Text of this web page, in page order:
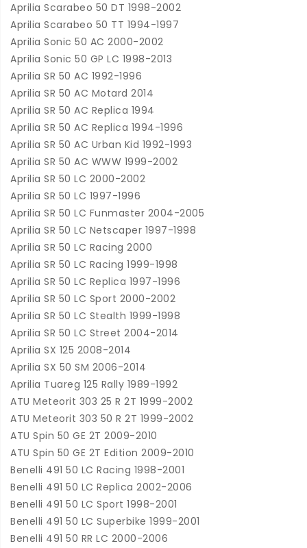
Aprilia Scarabeo 50 DT 1998-2002
Aprilia Scarabeo 50 TT 1994-1997
Aprilia Sonic 50 AC 2000-2002
Aprilia Sonic 50 GP LC 1998-2013
Aprilia SR 50 AC 1992-1996
Aprilia SR 50 AC Motard 2014
Aprilia SR 50 AC Replica 1994
Aprilia SR 50 AC Replica 1994-1996
Aprilia SR 50 AC Urban Kid 1992-1993
Aprilia SR 50 AC WWW 1999-2002
Aprilia SR 50 LC 2000-2002
Aprilia SR 50 LC 1997-1996
Aprilia SR 50 LC Funmaster 2004-2005
Aprilia SR 50 LC Netscaper 1997-1998
Aprilia SR 50 LC Racing 2000
Aprilia SR 50 LC Racing 1999-1998
Aprilia SR 50 LC Replica 1997-1996
Aprilia SR 50 LC Sport 2000-2002
Aprilia SR 50 LC Stealth 1999-1998
Aprilia SR 50 LC Street 2004-2014
Aprilia SX 125 2008-2014
Aprilia SX 50 SM 2006-2014
Aprilia Tuareg 125 Rally 1989-1992
ATU Meteorit 303 25 R 2T 1999-2002
ATU Meteorit 303 50 R 2T 1999-2002
ATU Spin 50 GE 2T 2009-2010
ATU Spin 50 GE 2T Edition 2009-2010
Benelli 491 50 LC Racing 1998-2001
Benelli 491 50 LC Replica 2002-2006
Benelli 491 50 LC Sport 1998-2001
Benelli 491 50 LC Superbike 1999-2001
Benelli 491 50 RR LC 2000-2006